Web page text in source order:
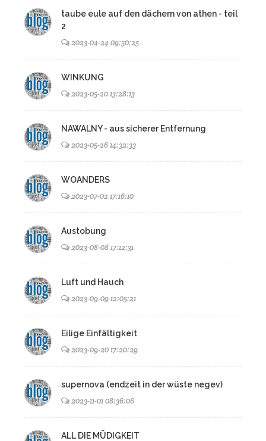
taube eule auf den dächern von athen - teil
2
2023-04-24 09:50:25
WINKUNG
2023-05-20 13:28:13
NAWALNY - aus sicherer Entfernung
2023-05-26 14:32:33
WOANDERS
2023-07-02 17:16:10
Austobung
2023-08-08 17:12:31
Luft und Hauch
2023-09-09 12:05:21
Eilige Einfältigkeit
2023-09-20 17:20:29
supernova (endzeit in der wüste negev)
2023-11-01 08:36:06
ALL DIE MÜDIGKEIT